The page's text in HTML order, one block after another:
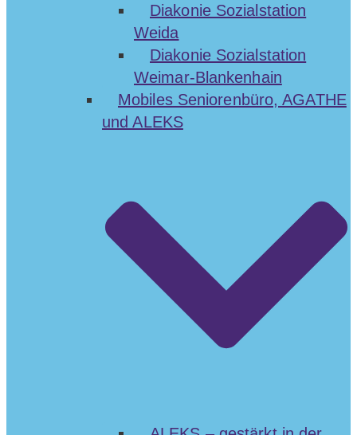
Diakonie Sozialstation
Weida
Diakonie Sozialstation
Weimar-Blankenhain
Mobiles Seniorenbüro, AGATHE
und ALEKS